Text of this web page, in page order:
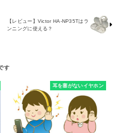
【レビュー】Victor HA-NP35Tはラ
ンニングに使える？
耳を塞がないイヤホン